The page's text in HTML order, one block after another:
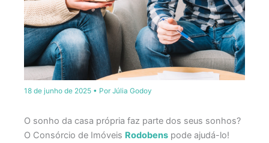
18 de junho de 2025 • Por Júlia Godoy
O sonho da casa própria faz parte dos seus sonhos?
O Consórcio de Imóveis Rodobens pode ajudá-lo!